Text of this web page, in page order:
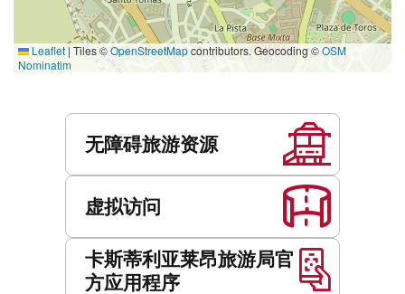
Leaflet | Tiles ©OpenStreetMapcontributors. Geocoding ©OSM
Nominatim
无障碍旅游资源
虚拟访问
卡斯蒂利亚莱昂旅游局官
方应用程序